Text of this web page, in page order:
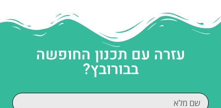
עזרה עם תכנון החופשה
בבורובץ?